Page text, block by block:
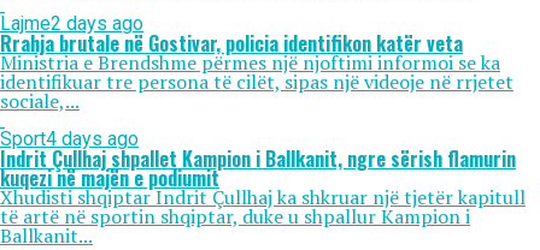
Lajme2 days ago
Rrahja brutale në Gostivar, policia identifikon katër veta
Ministria e Brendshme përmes një njoftimi informoi se ka
identifikuar tre persona të cilët, sipas një videoje në rrjetet
sociale,...
Sport4 days ago
Indrit Çullhaj shpallet Kampion i Ballkanit, ngre sërish flamurin
kuqezi në majën e podiumit
Xhudisti shqiptar Indrit Çullhaj ka shkruar një tjetër kapitull
të artë në sportin shqiptar, duke u shpallur Kampion i
Ballkanit...